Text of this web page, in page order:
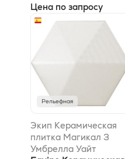
Цена по запросу
Рельефная
Экип Керамическая
плитка Магикал 3
Умбрелла Уайт